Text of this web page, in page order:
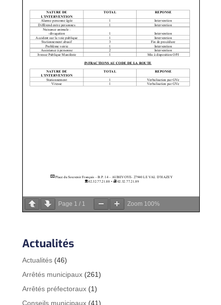
Page 1 / 1 Zoom 100%
Actualités
Actualités(46)
Arrêtés municipaux(261)
Arrêtés préfectoraux(1)
Conseils municipaux(41)